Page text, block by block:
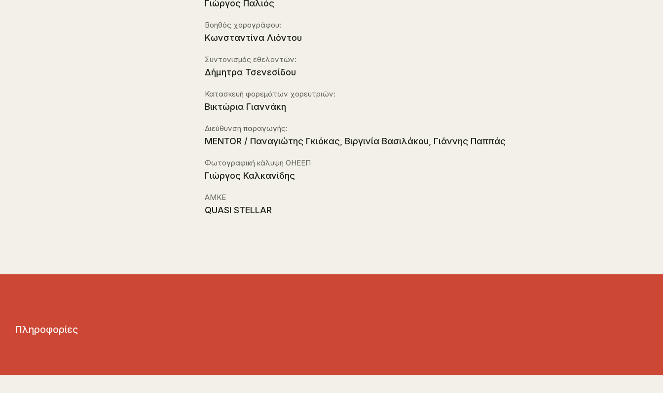
Γιώργος Παλιός
Βοηθός χορογράφου:
Κωνσταντίνα Λιόντου
Συντονισμός εθελοντών:
Δήμητρα Τσενεσίδου
Κατασκευή φορεμάτων χορευτριών:
Βικτώρια Γιαννάκη
Διεύθυνση παραγωγής:
MENTOR / Παναγιώτης Γκιόκας, Βιργινία Βασιλάκου, Γιάννης Παππάς
Φωτογραφική κάλυψη ΟΗΕΕΠ
Γιώργος Καλκανίδης
ΑΜΚΕ
QUASI STELLAR
Πληροφορίες